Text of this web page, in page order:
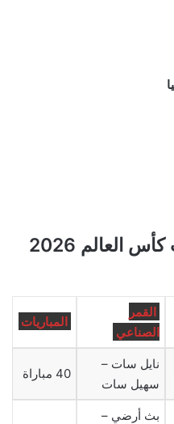
القنوات الناقلة لمباريات كأس العالم 2026
القمر
الصناعي
المباريات
نايل سات –
سهيل سات
40 مباراة
بث أرضي –